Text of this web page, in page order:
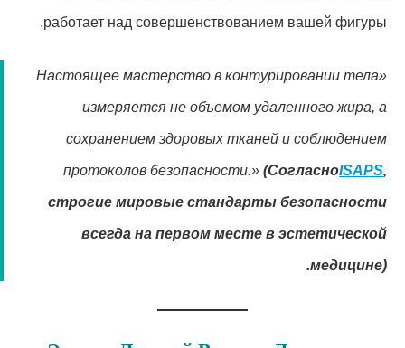
работает над совершенствованием вашей фигуры.
«Настоящее мастерство в контурировании тела
измеряется не объемом удаленного жира, а
сохранением здоровых тканей и соблюдением
протоколов безопасности.» (СогласноISAPS,
строгие мировые стандарты безопасности
всегда на первом месте в эстетической
медицине).